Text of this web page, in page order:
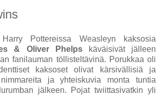
Pottereissa Weasleyn kaksosia
& Oliver Phelpskäväisivät jälleen
fanilauman töllisteltävinä. Porukkaa oli
kaksoset olivat kärsivällisiä ja
ja yhteiskuvia monta tuntia
jälkeen. Pojat twiittasivatkin yli